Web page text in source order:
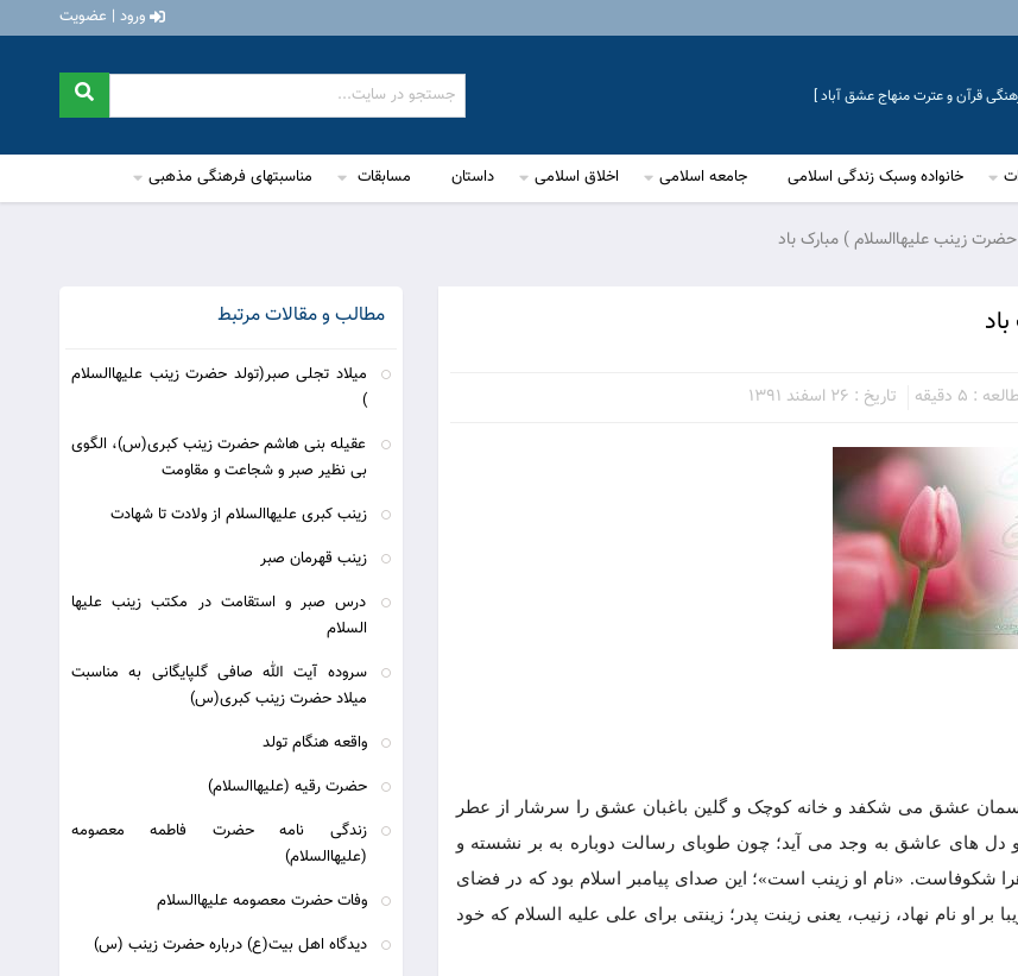
ورود | عضویت
قرآن و عترت منهاج عشق آباد ]
خانواده وسبک زندگی اسلامی جامعه اسلامی اخلاق اسلامی داستان مسابقات مناسبتهای فرهنگی مذهبی
زینب علیهاالسلام ) مبارک باد
5 دقیقه تاریخ : 26 اسفند 1391
عشق می شکفد و خانه کوچک و گلین باغبان عشق را سرشار از عطر
های عاشق به وجد می آید؛ چون طوبای رسالت دوباره به بر نشسته و
شکوفاست. «نام او زینب است»؛ این صدای پیامبر اسلام بود که در فضای
او نام نهاد، زنیب، یعنی زینت پدر؛ زینتی برای علی علیه السلام که خود
مطالب و مقالات مرتبط
میلاد تجلی صبر(تولد حضرت زینب علیهاالسلام
)
عقیله بنی هاشم حضرت زینب کبری(س)، الگوی
بی نظیر صبر و شجاعت و مقاومت
زینب کبری علیهاالسلام از ولادت تا شهادت
زینب قهرمان صبر
درس صبر و استقامت در مکتب زینب علیها
السلام
سروده آیت الله صافی گلپایگانی به مناسبت
میلاد حضرت زینب کبری(س)
واقعه هنگام تولد
حضرت رقیه (علیهاالسلام)
زندگی نامه حضرت فاطمه معصومه
(علیهاالسلام)
وفات حضرت معصومه علیهاالسلام
دیدگاه اهل بیت(ع) درباره حضرت زینب (س)